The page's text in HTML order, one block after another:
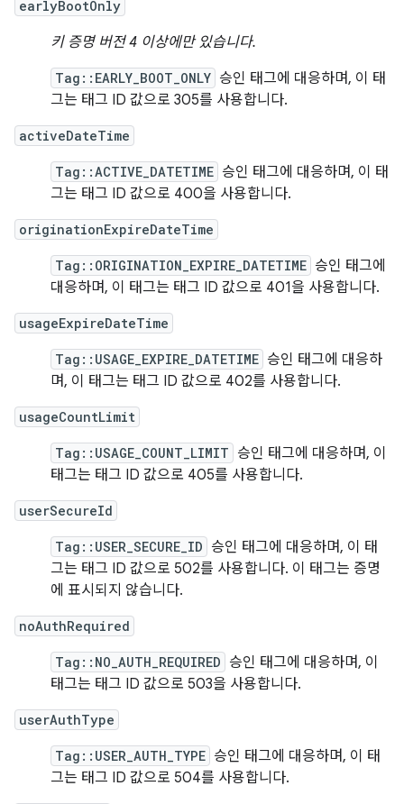
earlyBootOnly
키 증명 버전 4 이상에만 있습니다.
Tag::EARLY_BOOT_ONLY 승인 태그에 대응하며, 이 태
그는 태그 ID 값으로 305를 사용합니다.
activeDateTime
Tag::ACTIVE_DATETIME 승인 태그에 대응하며, 이 태
그는 태그 ID 값으로 400을 사용합니다.
originationExpireDateTime
Tag::ORIGINATION_EXPIRE_DATETIME 승인 태그에
대응하며, 이 태그는 태그 ID 값으로 401을 사용합니다.
usageExpireDateTime
Tag::USAGE_EXPIRE_DATETIME 승인 태그에 대응하
며, 이 태그는 태그 ID 값으로 402를 사용합니다.
usageCountLimit
Tag::USAGE_COUNT_LIMIT 승인 태그에 대응하며, 이
태그는 태그 ID 값으로 405를 사용합니다.
userSecureId
Tag::USER_SECURE_ID 승인 태그에 대응하며, 이 태
그는 태그 ID 값으로 502를 사용합니다. 이 태그는 증명
에 표시되지 않습니다.
noAuthRequired
Tag::NO_AUTH_REQUIRED 승인 태그에 대응하며, 이
태그는 태그 ID 값으로 503을 사용합니다.
userAuthType
Tag::USER_AUTH_TYPE 승인 태그에 대응하며, 이 태
그는 태그 ID 값으로 504를 사용합니다.